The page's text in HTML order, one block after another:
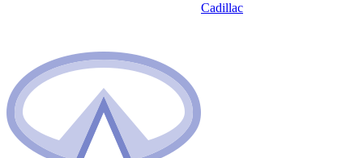
Cadillac